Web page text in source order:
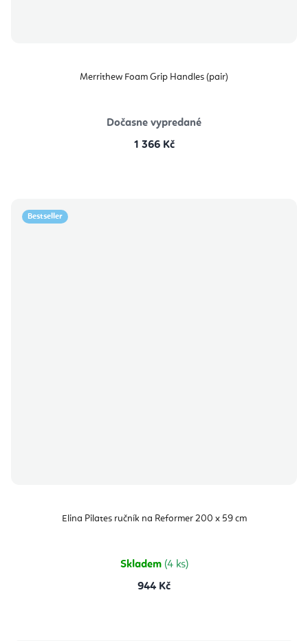
Merrithew Foam Grip Handles (pair)
Dočasne vypredané
1 366 Kč
Bestseller
Elina Pilates ručník na Reformer 200 x 59 cm
Skladem (4 ks)
944 Kč